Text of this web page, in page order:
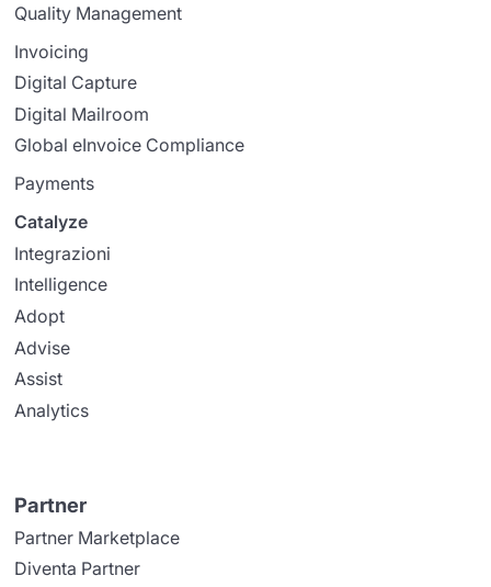
Quality Management
Invoicing
Digital Capture
Digital Mailroom
Global eInvoice Compliance
Payments
Catalyze
Integrazioni
Intelligence
Adopt
Advise
Assist
Analytics
Partner
Partner Marketplace
Diventa Partner